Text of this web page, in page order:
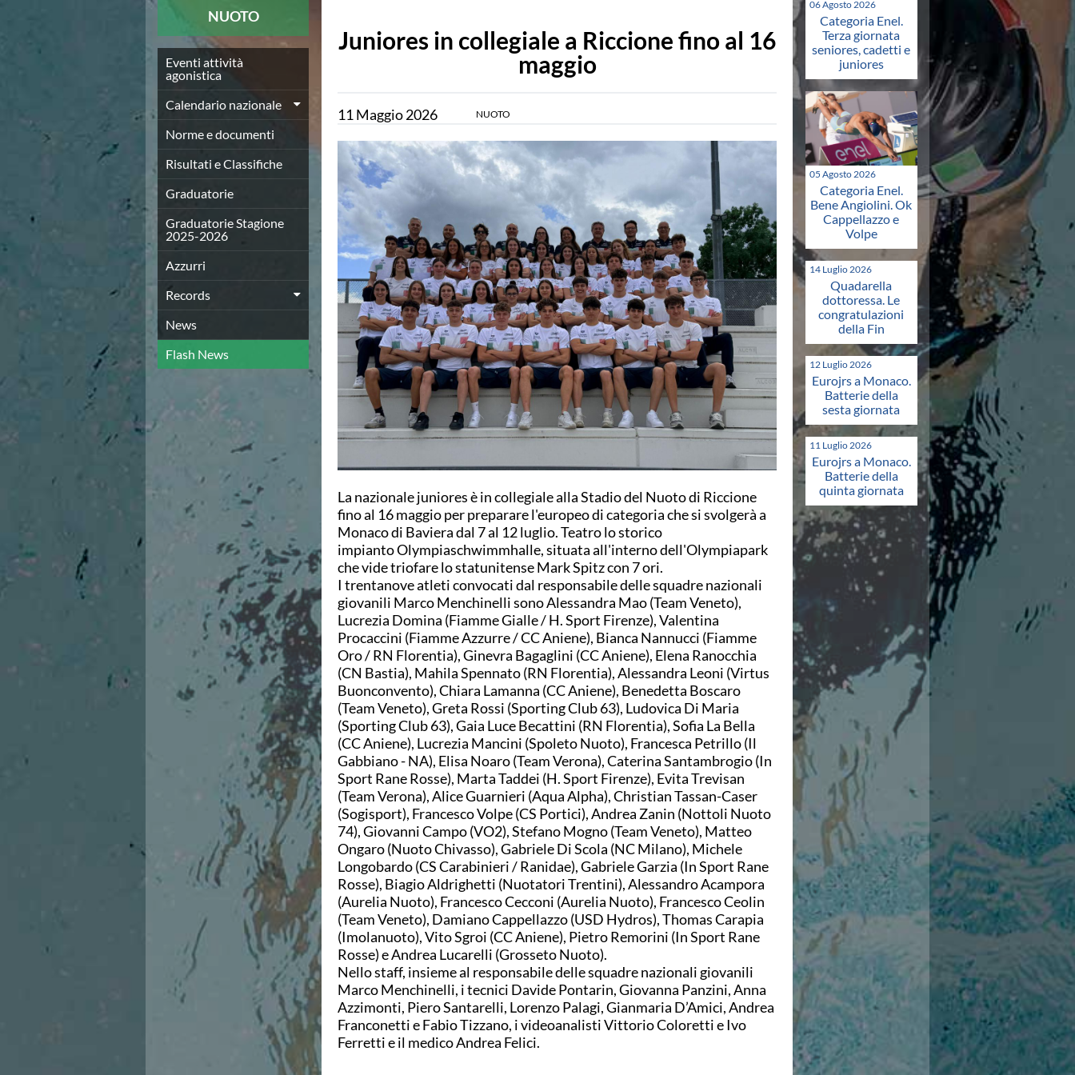
Europei a modo Mei
Nuoto
Eventi attività agonistica
Calendario nazionale
Norme e documenti
Risultati e Classifiche
Graduatorie
Graduatorie Stagione 2025-2026
Azzurri
Records
News
Flash News
Pallanuoto
Norme e documenti
Le Nazionali
Coppa Italia
Campionato A1 Maschile
Campionato A1 Femminile
Campionato A2 Maschile
Campionato A2 Femminile
Campionato B Maschile
Storico Campionati 2003-2017
Finali Giovanili
Trofei delle Regioni
News
Flash News
Waterpolo Channel
Norme e documenti
Risultati e Classifiche
Azzurri
News
Flash News
Artistico
Norme e documenti
Risultati e Classifiche
Norme e documenti
Risultati e Classifiche
Primati
Azzurri
Flash News
Salvamento
Eventi
Norme e documenti
Risultati e Classifiche
NUOTO
Eventi attività
agonistica
Calendario nazionale
Norme e documenti
Risultati e Classifiche
Graduatorie
Graduatorie Stagione
2025-2026
Azzurri
Records
News
Flash News
Juniores in collegiale a Riccione fino al 16
maggio
11Maggio2026 NUOTO
La nazionale juniores è in collegiale alla Stadio del Nuoto di Riccione
fino al 16 maggio per preparare l'europeo di categoria che si svolgerà a
Monaco di Baviera dal 7 al 12 luglio. Teatro lo storico
impianto Olympiaschwimmhalle, situata all'interno dell'Olympiapark
che vide triofare lo statunitense Mark Spitz con 7 ori.
I trentanove atleti convocati dal responsabile delle squadre nazionali
giovanili Marco Menchinelli sono Alessandra Mao (Team Veneto),
Lucrezia Domina (Fiamme Gialle / H. Sport Firenze), Valentina
Procaccini (Fiamme Azzurre / CC Aniene), Bianca Nannucci (Fiamme
Oro / RN Florentia), Ginevra Bagaglini (CC Aniene), Elena Ranocchia
(CN Bastia), Mahila Spennato (RN Florentia), Alessandra Leoni (Virtus
Buonconvento), Chiara Lamanna (CC Aniene), Benedetta Boscaro
(Team Veneto), Greta Rossi (Sporting Club 63), Ludovica Di Maria
(Sporting Club 63), Gaia Luce Becattini (RN Florentia), Sofia La Bella
(CC Aniene), Lucrezia Mancini (Spoleto Nuoto), Francesca Petrillo (Il
Gabbiano - NA), Elisa Noaro (Team Verona), Caterina Santambrogio (In
Sport Rane Rosse), Marta Taddei (H. Sport Firenze), Evita Trevisan
(Team Verona), Alice Guarnieri (Aqua Alpha), Christian Tassan-Caser
(Sogisport), Francesco Volpe (CS Portici), Andrea Zanin (Nottoli Nuoto
74), Giovanni Campo (VO2), Stefano Mogno (Team Veneto), Matteo
Ongaro (Nuoto Chivasso), Gabriele Di Scola (NC Milano), Michele
Longobardo (CS Carabinieri / Ranidae), Gabriele Garzia (In Sport Rane
Rosse), Biagio Aldrighetti (Nuotatori Trentini), Alessandro Acampora
(Aurelia Nuoto), Francesco Cecconi (Aurelia Nuoto), Francesco Ceolin
(Team Veneto), Damiano Cappellazzo (USD Hydros), Thomas Carapia
(Imolanuoto), Vito Sgroi (CC Aniene), Pietro Remorini (In Sport Rane
Rosse) e Andrea Lucarelli (Grosseto Nuoto).
Nello staff, insieme al responsabile delle squadre nazionali giovanili
Marco Menchinelli, i tecnici Davide Pontarin, Giovanna Panzini, Anna
Azzimonti, Piero Santarelli, Lorenzo Palagi, Gianmaria D’Amici, Andrea
Franconetti e Fabio Tizzano, i videoanalisti Vittorio Coloretti e Ivo
Ferretti e il medico Andrea Felici.
06 Agosto 2026
Categoria Enel.
Terza giornata
seniores, cadetti e
juniores
05 Agosto 2026
Categoria Enel.
Bene Angiolini. Ok
Cappellazzo e
Volpe
14 Luglio 2026
Quadarella
dottoressa. Le
congratulazioni
della Fin
12 Luglio 2026
Eurojrs a Monaco.
Batterie della
sesta giornata
11 Luglio 2026
Eurojrs a Monaco.
Batterie della
quinta giornata